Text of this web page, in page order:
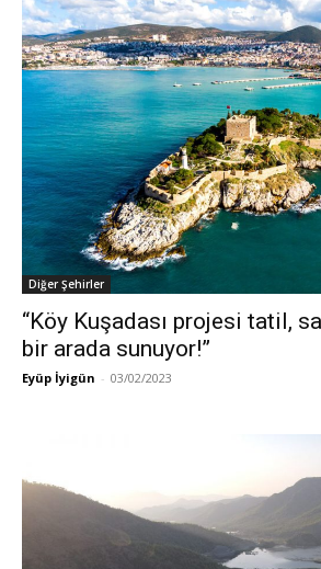
Diğer Şehirler
“Köy Kuşadası projesi tatil,
bir arada sunuyor!”
Eyüp İyigün - 03/02/2023